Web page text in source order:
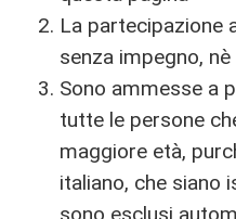
La partecipazione
senza impegno,
Sono ammesse a
tutte le persone
maggiore età,
italiano, che siano